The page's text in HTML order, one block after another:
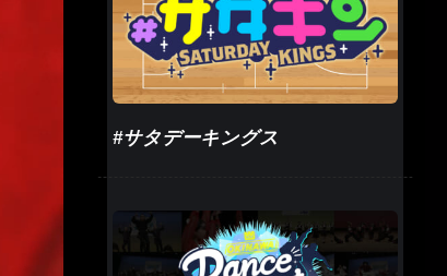
#サタデーキングス